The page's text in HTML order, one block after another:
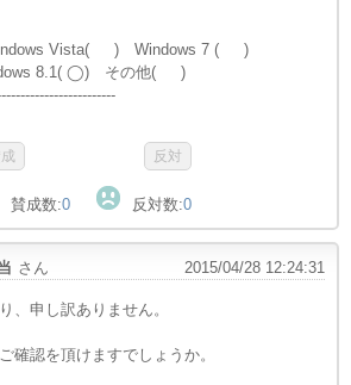
Vista( ) Windows 7 ( )
8.1( ◯) その他( )
賛成数:0 反対数:0
さん 2015/04/28 12:24:31
、申し訳ありません。
確認を頂けますでしょうか。